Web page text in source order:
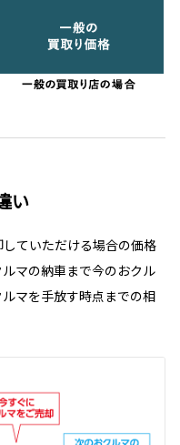
い
ていただける場合の価格
マの納車まで今のおクル
マを手放す時点までの相